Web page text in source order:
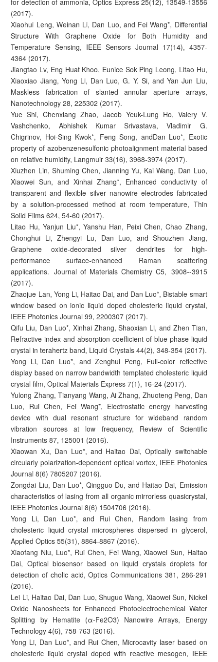
for detection of ammonia, Optics Express 25(12), 13549-13556
(2017).
Xiaohui Leng, Weinan Li, Dan Luo, and Fei Wang*, Differential
Structure With Graphene Oxide for Both Humidity and
Temperature Sensing, IEEE Sensors Journal 17(14), 4357-
4364 (2017).
Jiangtao Lv, Eng Huat Khoo, Eunice Sok Ping Leong, Litao Hu,
Xiaoxiao Jiang, Yong Li, Dan Luo, G. Y. Si, and Yan Jun Liu,
Maskless fabrication of slanted annular aperture arrays,
Nanotechnology 28, 225302 (2017).
Yue Shi, Chenxiang Zhao, Jacob Yeuk-Lung Ho, Valery V.
Vashchenko, Abhishek Kumar Srivastava, Vladimir G.
Chigrinov, Hoi-Sing Kwok*, Feng Song, andDan Luo*, Exotic
property of azobenzenesulfonic photoalignment material based
on relative humidity, Langmuir 33(16), 3968-3974 (2017).
Xiuzhen Lin, Shuming Chen, Jianning Yu, Kai Wang, Dan Luo,
Xiaowei Sun, and Xinhai Zhang*, Enhanced conductivity of
transparent and flexible silver nanowire electrodes fabricated
by a solution-processed method at room temperature, Thin
Solid Films 624, 54-60 (2017).
Litao Hu, Yanjun Liu*, Yanshu Han, Peixi Chen, Chao Zhang,
Chonghui Li, Zhengyi Lu, Dan Luo, and Shouzhen Jiang,
Graphene oxide-decorated silver dendrites for high-
performance surface-enhanced Raman scattering
applications. Journal of Materials Chemistry C5, 3908--3915
(2017).
Zhaojue Lan, Yong Li, Haitao Dai, and Dan Luo*, Bistable smart
window based on ionic liquid doped cholesteric liquid crystal,
IEEE Photonics Journal 99, 2200307 (2017).
Qifu Liu, Dan Luo*, Xinhai Zhang, Shaoxian Li, and Zhen Tian,
Refractive index and absorption coefficient of blue phase liquid
crystal in terahertz band, Liquid Crystals 44(2), 348-354 (2017).
Yong Li, Dan Luo*, and Zenghui Peng, Full-color reflective
display based on narrow bandwidth templated cholesteric liquid
crystal film, Optical Materials Express 7(1), 16-24 (2017).
Yulong Zhang, Tianyang Wang, Ai Zhang, Zhuoteng Peng, Dan
Luo, Rui Chen, Fei Wang*, Electrostatic energy harvesting
device with dual resonant structure for wideband random
vibration sources at low frequency, Review of Scientific
Instruments 87, 125001 (2016).
Xiaowan Xu, Dan Luo*, and Haitao Dai, Optically switchable
circularly polarization-dependent optical vortex, IEEE Photonics
Journal 8(6) 7805207 (2016).
Zongdai Liu, Dan Luo*, Qingguo Du, and Haitao Dai, Emission
characteristics of lasing from all organic mirrorless quasicrystal,
IEEE Photonics Journal 8(6) 1504706 (2016).
Yong Li, Dan Luo*, and Rui Chen, Random lasing from
cholesteric liquid crystal microspheres dispersed in glycerol,
Applied Optics 55(31), 8864-8867 (2016).
Xiaofang Niu, Luo*, Rui Chen, Fei Wang, Xiaowei Sun, Haitao
Dai, Optical biosensor based on liquid crystals droplets for
detection of cholic acid, Optics Communications 381, 286-291
(2016).
Lei Li, Haitao Dai, Dan Luo, Shuguo Wang, Xiaowei Sun, Nickel
Oxide Nanosheets for Enhanced Photoelectrochemical Water
Splitting by Hematite (α-Fe2O3) Nanowire Arrays, Energy
Technology 4(6), 758-763 (2016).
Yong Li, Dan Luo*, and Rui Chen, Microcavity laser based on
cholesteric liquid crystal doped with reactive mesogen, IEEE